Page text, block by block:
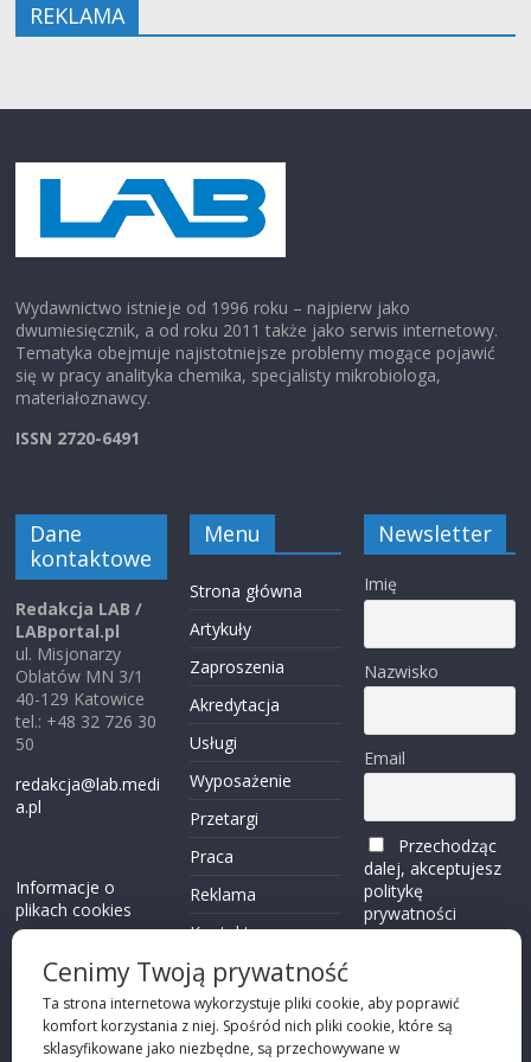
REKLAMA
Wydawnictwo istnieje od 1996 roku – najpierw jako
dwumiesięcznik, a od roku 2011 także jako serwis internetowy.
Tematyka obejmuje najistotniejsze problemy mogące pojawić
się w pracy analityka chemika, specjalisty mikrobiologa,
materiałoznawcy.
ISSN 2720-6491
Dane
kontaktowe
Redakcja LAB /
LABportal.pl
ul. Misjonarzy
Oblatów MN 3/1
40-129 Katowice
tel.: +48 32 726 30
50
redakcja@lab.medi
a.pl
Informacje o
plikach cookies
Przechodząc dalej,
akceptujeszpolity
kę prywatności
Menu
Strona główna
Artykuły
Zaproszenia
Akredytacja
Usługi
Wyposażenie
Przetargi
Praca
Reklama
Kontakt
Newsletter
Imię
Nazwisko
Email
Przechodząc
dalej, akceptujesz
politykę
prywatności
(zobacz)
Cenimy Twoją prywatność
Ta strona internetowa wykorzystuje pliki cookie, aby poprawić
komfort korzystania z niej. Spośród nich pliki cookie, które są
sklasyfikowane jako niezbędne, są przechowywane w